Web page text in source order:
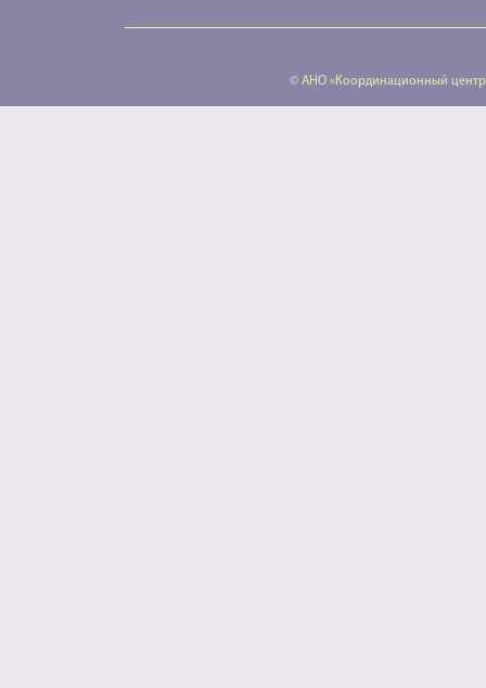
© АНО «Координационный центр